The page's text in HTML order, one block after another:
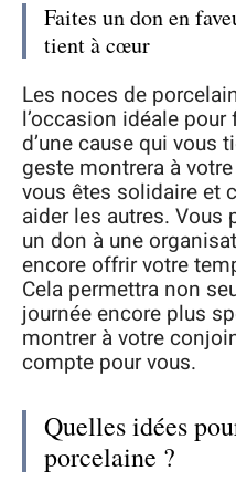
Faites un don en
tient à cœur
Les noces de
l’occasion idéale
d’une cause qui vous
geste montrera à
vous êtes solidaire et
aider les autres. Vous
un don à une
encore offrir votre
Cela permettra non
journée encore plus
montrer à votre
compte pour vous.
Quelles idées
porcelaine ?